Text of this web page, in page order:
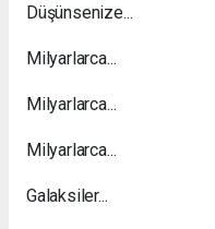
Düşünsenize...
Milyarlarca...
Milyarlarca...
Milyarlarca...
Galaksiler...